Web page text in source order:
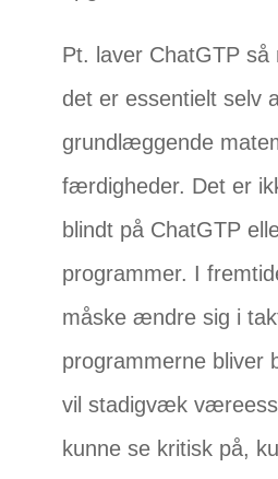
Pt. laver ChatGTP så
det er essentielt selv
grundlæggende
færdigheder. Det er
blindt på ChatGTP
programmer. I
måske ændre sig i
programmerne bliver
vil stadigvæk
kunne se kritisk på,